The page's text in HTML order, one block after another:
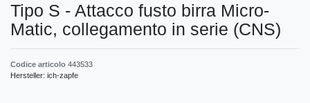
Tipo S - Attacco fusto birra Micro-
Matic, collegamento in serie (CNS)
Codice articolo 443533
Hersteller: ich-zapfe